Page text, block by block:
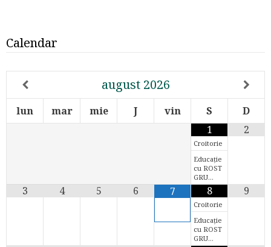
Calendar
august 2026
lun mar mie J vin S
D
1
Croitorie
Educație
cu ROST
GRU…
2
3 4 5 6 7 8
Croitorie
Educație
cu ROST
GRU…
9